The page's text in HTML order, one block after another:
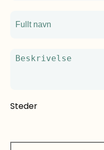
Beskrivelse
Steder